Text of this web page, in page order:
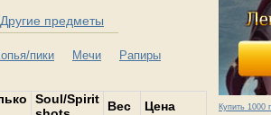
Купить 1000
Другие предметы
пики Мечи
Рапиры
Soul/Spirit
Вес Цена